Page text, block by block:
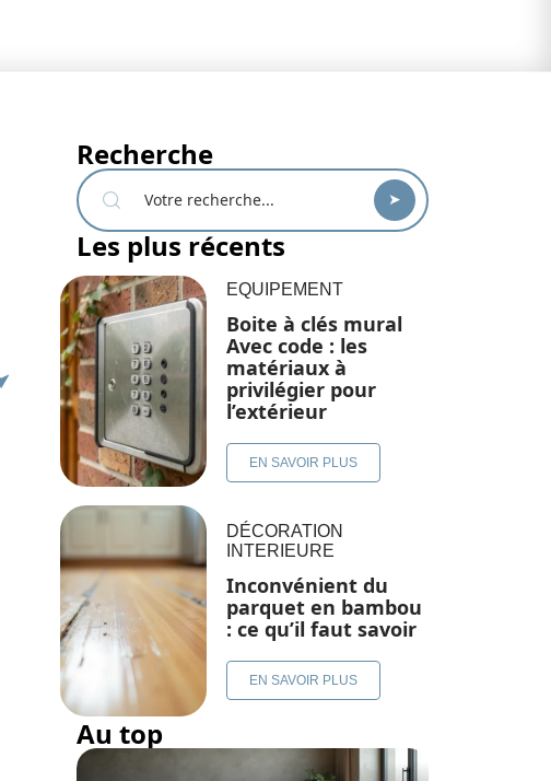
Recherche
Les plus récents
EQUIPEMENT
Boite à clés mural
Avec code : les
matériaux à
privilégier pour
l’extérieur
EN SAVOIR PLUS
DÉCORATION
INTERIEURE
Inconvénient du
parquet en bambou
: ce qu’il faut savoir
EN SAVOIR PLUS
Au top